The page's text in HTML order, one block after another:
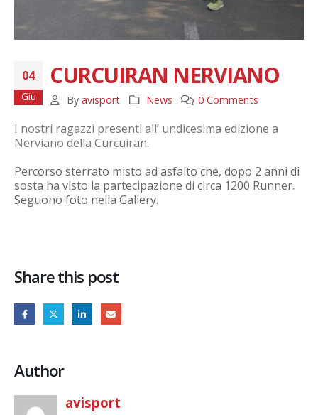
04
Giu
CURCUIRAN NERVIANO
By avisport News 0 Comments
I nostri ragazzi presenti all’ undicesima edizione a
Nerviano della Curcuiran.
Percorso sterrato misto ad asfalto che, dopo 2 anni di
sosta ha visto la partecipazione di circa 1200 Runner.
Seguono foto nella Gallery.
Share this post
Author
avisport